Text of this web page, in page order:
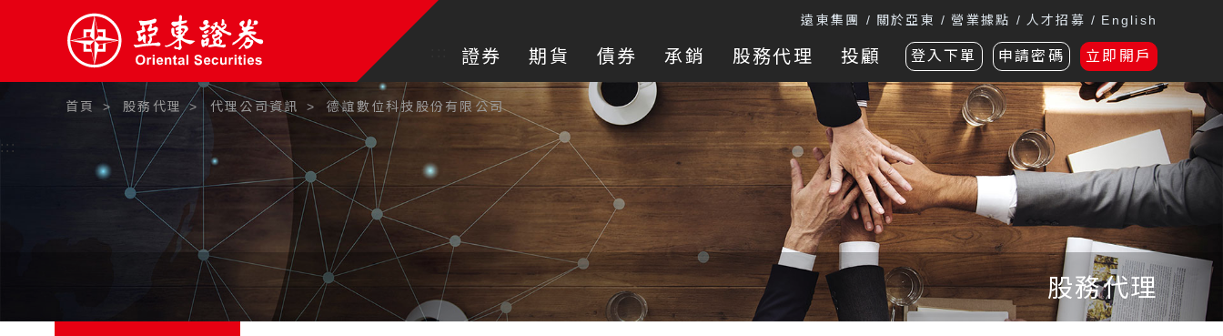
遠東集團 關於亞東 營業據點 人才招募 English
證券 期貨 債券 承銷 股務代理 投顧 登入下單 申請密碼 立即開戶
:::
首頁 股務代理 代理公司資訊 德誼數位科技股份有限公司
股務代理